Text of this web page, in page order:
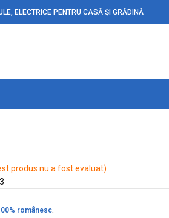
ELECTRICE PENTRU CASĂ ȘI GRĂDINĂ
produs nu a fost evaluat)
românesc.